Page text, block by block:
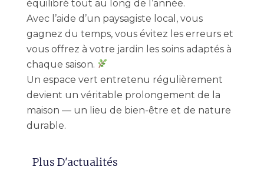
équilibré tout au long de l’année.
Avec l’aide d’un paysagiste local, vous
gagnez du temps, vous évitez les erreurs et
vous offrez à votre jardin les soins adaptés à
chaque saison.
Un espace vert entretenu régulièrement
devient un véritable prolongement de la
maison — un lieu de bien-être et de nature
durable.
Plus D'actualités